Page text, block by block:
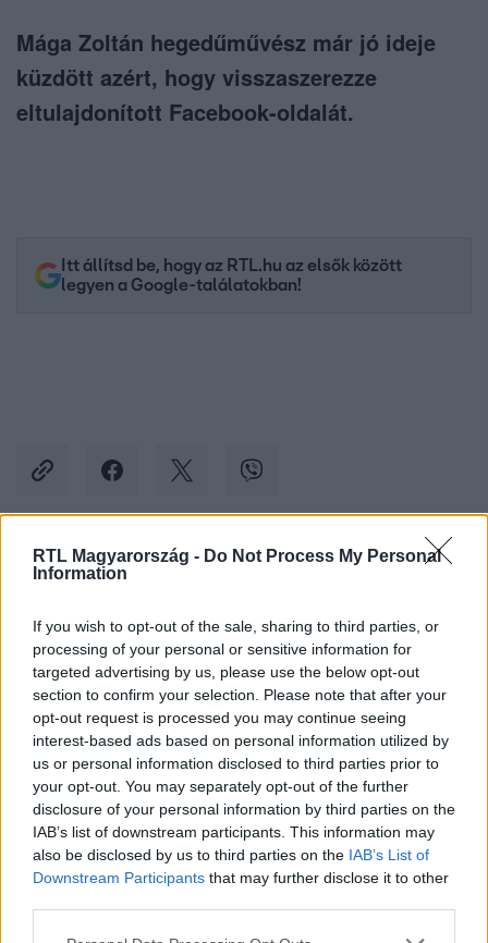
RTL Magyarország - Do Not Process My Personal
Information
If you wish to opt-out of the sale, sharing to third parties, or
processing of your personal or sensitive information for
targeted advertising by us, please use the below opt-out
section to confirm your selection. Please note that after your
opt-out request is processed you may continue seeing
interest-based ads based on personal information utilized by
us or personal information disclosed to third parties prior to
your opt-out. You may separately opt-out of the further
disclosure of your personal information by third parties on the
IAB’s list of downstream participants. This information may
also be disclosed by us to third parties on the IAB’s List of
Downstream Participants that may further disclose it to other
Please note that this website/app uses one or more Google
Mága Zoltán hegedűművész már jó ideje
küzdött azért, hogy visszaszerezze
eltulajdonított Facebook-oldalát.
Itt állítsd be, hogy az RTL.hu az elsők között
legyen a Google-találatokban!
Kövess minket, és értesülj a friss hírekről a
Követem
TUDOMÁNY-TECH MÁGA ZOLTÁN # FACEBOOK
#OLDAL #NYOMOZÁS #GYŐZELEM #SPAM
#BOT #HACKER #LOPÁS